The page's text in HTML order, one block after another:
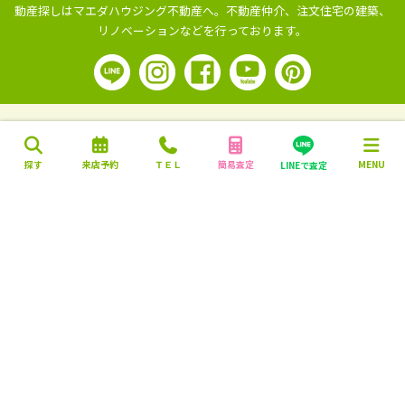
探す 来店予約 ＴＥＬ 簡易査定 LINEで査定 MENU
動産探しはマエダハウジング不動産へ。 不動産仲介、注文住宅の建築、
リノベーションなどを行っております。